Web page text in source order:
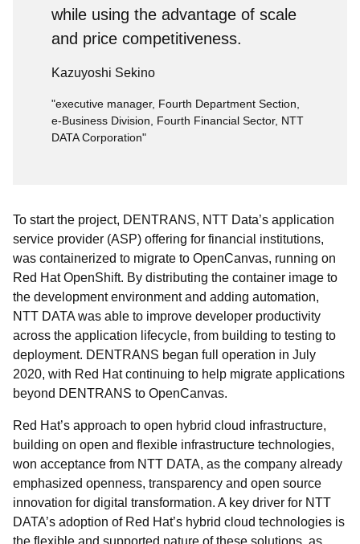
while using the advantage of scale
and price competitiveness.
Kazuyoshi Sekino
"executive manager, Fourth Department Section,
e-Business Division, Fourth Financial Sector, NTT
DATA Corporation"
To start the project, DENTRANS, NTT Data’s application
service provider (ASP) offering for financial institutions,
was containerized to migrate to OpenCanvas, running on
Red Hat OpenShift. By distributing the container image to
the development environment and adding automation,
NTT DATA was able to improve developer productivity
across the application lifecycle, from building to testing to
deployment. DENTRANS began full operation in July
2020, with Red Hat continuing to help migrate applications
beyond DENTRANS to OpenCanvas.
Red Hat’s approach to open hybrid cloud infrastructure,
building on open and flexible infrastructure technologies,
won acceptance from NTT DATA, as the company already
emphasized openness, transparency and open source
innovation for digital transformation. A key driver for NTT
DATA’s adoption of Red Hat’s hybrid cloud technologies is
the flexible and supported nature of these solutions, as